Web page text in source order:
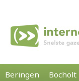
Beringen Bocholt